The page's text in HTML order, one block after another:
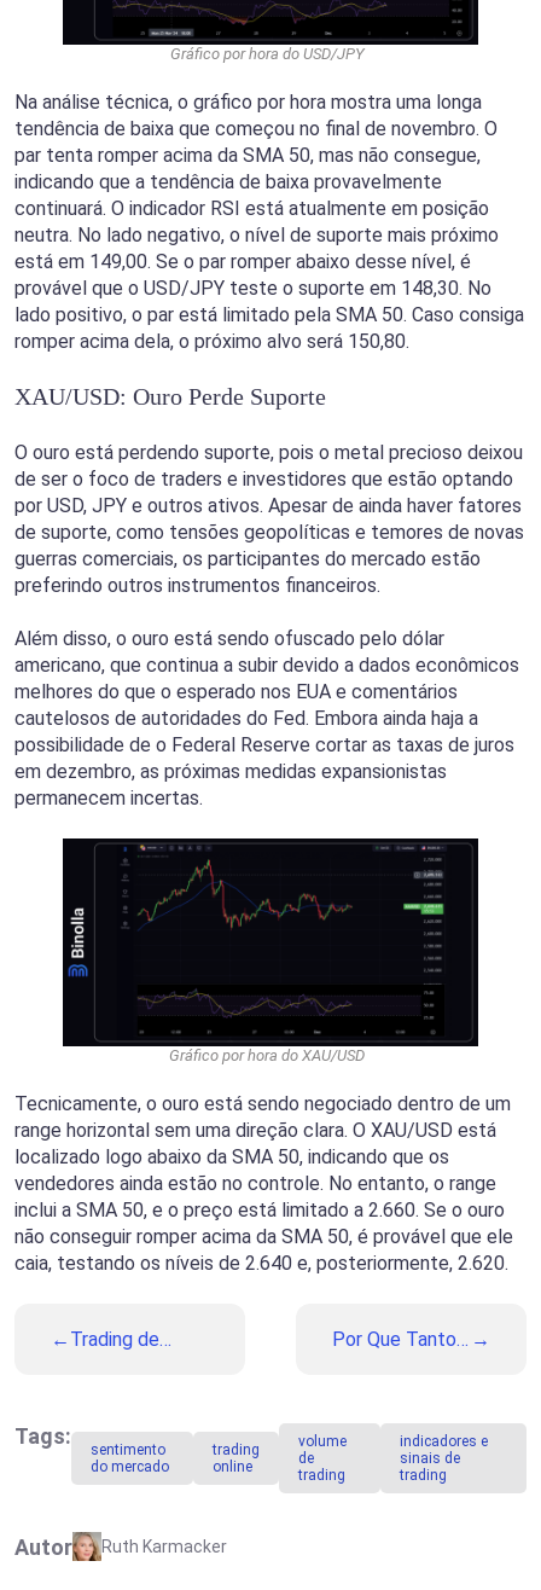
Gráfico por hora do USD/JPY
Na análise técnica, o gráfico por hora mostra uma longa
tendência de baixa que começou no final de novembro. O
par tenta romper acima da SMA 50, mas não consegue,
indicando que a tendência de baixa provavelmente
continuará. O indicador RSI está atualmente em posição
neutra. No lado negativo, o nível de suporte mais próximo
está em 149,00. Se o par romper abaixo desse nível, é
provável que o USD/JPY teste o suporte em 148,30. No
lado positivo, o par está limitado pela SMA 50. Caso consiga
romper acima dela, o próximo alvo será 150,80.
XAU/USD: Ouro Perde Suporte
O ouro está perdendo suporte, pois o metal precioso deixou
de ser o foco de traders e investidores que estão optando
por USD, JPY e outros ativos. Apesar de ainda haver fatores
de suporte, como tensões geopolíticas e temores de novas
guerras comerciais, os participantes do mercado estão
preferindo outros instrumentos financeiros.
Além disso, o ouro está sendo ofuscado pelo dólar
americano, que continua a subir devido a dados econômicos
melhores do que o esperado nos EUA e comentários
cautelosos de autoridades do Fed. Embora ainda haja a
possibilidade de o Federal Reserve cortar as taxas de juros
em dezembro, as próximas medidas expansionistas
permanecem incertas.
Gráfico por hora do XAU/USD
Tecnicamente, o ouro está sendo negociado dentro de um
range horizontal sem uma direção clara. O XAU/USD está
localizado logo abaixo da SMA 50, indicando que os
vendedores ainda estão no controle. No entanto, o range
inclui a SMA 50, e o preço está limitado a 2.660. Se o ouro
não conseguir romper acima da SMA 50, é provável que ele
caia, testando os níveis de 2.640 e, posteriormente, 2.620.
Trading de
por País
Por Que Tantos
Tags:
sentimento
do mercado
trading
online
volume
de
trading
indicadores e
sinais de
trading
Autor Ruth Karmacker